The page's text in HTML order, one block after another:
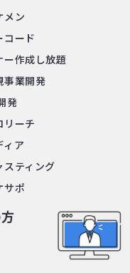
メン
コード
ー作成し放題
事業開発
発
リーチ
ィア
スティング
サポ
times